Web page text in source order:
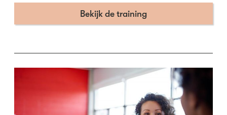
Bekijk de training